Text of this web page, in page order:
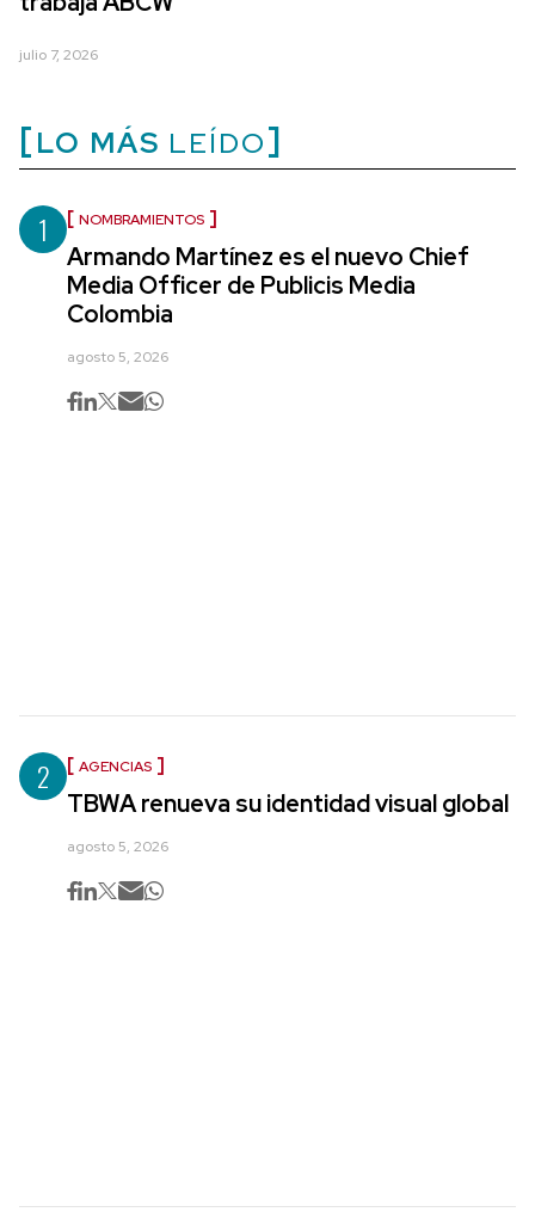
julio 7, 2026
LO MÁS LEÍDO
1 NOMBRAMIENTOS
Armando Martínez es el nuevo Chief
Media Officer de Publicis Media
Colombia
agosto 5, 2026
2 AGENCIAS
TBWA renueva su identidad visual global
agosto 5, 2026